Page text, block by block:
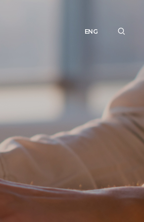
ENG